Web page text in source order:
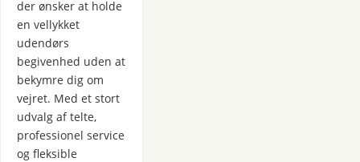
der ønsker at holde
en vellykket
udendørs
begivenhed uden at
bekymre dig om
vejret. Med et stort
udvalg af telte,
professionel service
og fleksible